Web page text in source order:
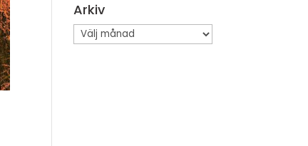
Arkiv
Arkiv